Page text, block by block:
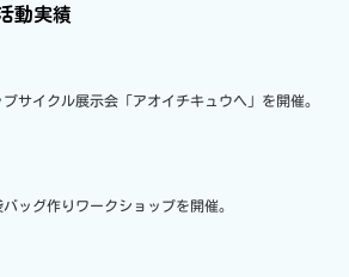
動実績
サイクル展示会「アオイチキュウヘ」を開催。
ッグ作りワークショップを開催。